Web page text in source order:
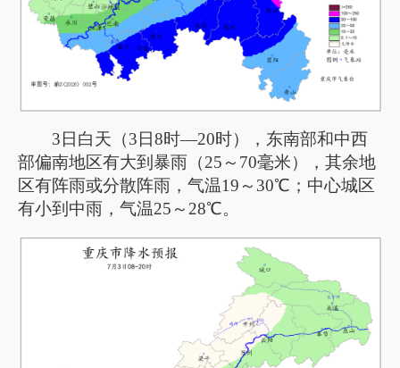
3日白天（3日8时—20时），东南部和中西
部偏南地区有大到暴雨（25～70毫米），其余地
区有阵雨或分散阵雨，气温19～30℃；中心城区
有小到中雨，气温25～28℃。